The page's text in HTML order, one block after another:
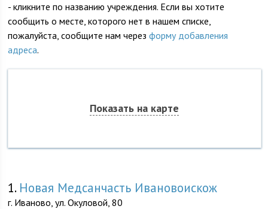
- кликните по названию учреждения. Если вы хотите
сообщить о месте, которого нет в нашем списке,
пожалуйста, сообщите нам черезформу добавления
адреса.
Показать на карте
1. Новая Медсанчасть Ивановоискож
г. Иваново, ул. Окуловой, 80